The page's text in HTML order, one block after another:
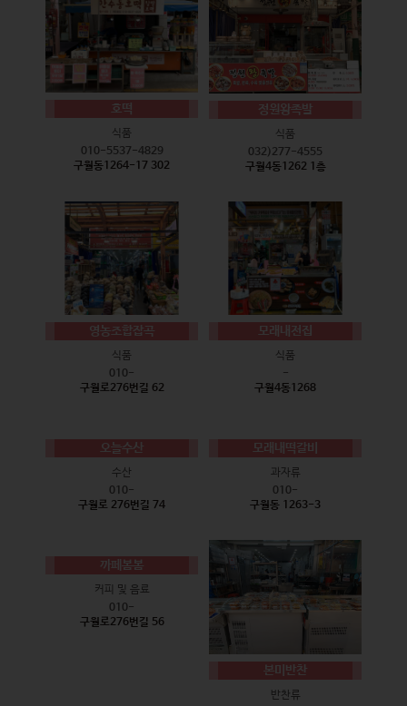
호떡
식품
010-5537-4829
구월동1264-17 302
정원왕족발
식품
032)277-4555
구월4동1262 1층
영농조합잡곡
식품
010-
구월로276번길 62
모래내전집
식품
-
구월4동1268
오늘수산
수산
010-
구월로 276번길 74
모래내떡갈비
과자류
010-
구월동 1263-3
까페봄봄
커피 및 음료
010-
구월로276번길 56
본미반찬
반찬류